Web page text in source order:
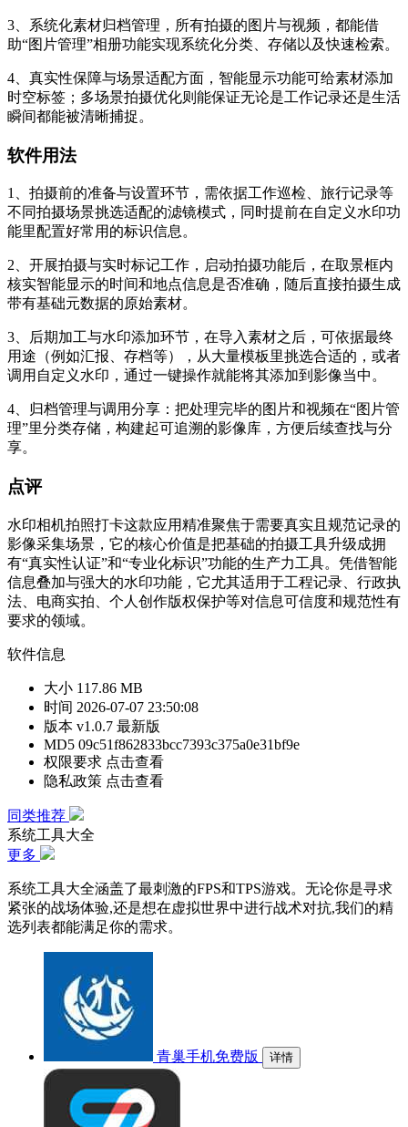
3、系统化素材归档管理，所有拍摄的图片与视频，都能借
助“图片管理”相册功能实现系统化分类、存储以及快速检索。
4、真实性保障与场景适配方面，智能显示功能可给素材添加
时空标签；多场景拍摄优化则能保证无论是工作记录还是生活
瞬间都能被清晰捕捉。
软件用法
1、拍摄前的准备与设置环节，需依据工作巡检、旅行记录等
不同拍摄场景挑选适配的滤镜模式，同时提前在自定义水印功
能里配置好常用的标识信息。
2、开展拍摄与实时标记工作，启动拍摄功能后，在取景框内
核实智能显示的时间和地点信息是否准确，随后直接拍摄生成
带有基础元数据的原始素材。
3、后期加工与水印添加环节，在导入素材之后，可依据最终
用途（例如汇报、存档等），从大量模板里挑选合适的，或者
调用自定义水印，通过一键操作就能将其添加到影像当中。
4、归档管理与调用分享：把处理完毕的图片和视频在“图片管
理”里分类存储，构建起可追溯的影像库，方便后续查找与分
享。
点评
水印相机拍照打卡这款应用精准聚焦于需要真实且规范记录的
影像采集场景，它的核心价值是把基础的拍摄工具升级成拥
有“真实性认证”和“专业化标识”功能的生产力工具。凭借智能
信息叠加与强大的水印功能，它尤其适用于工程记录、行政执
法、电商实拍、个人创作版权保护等对信息可信度和规范性有
要求的领域。
软件信息
大小 117.86 MB
时间 2026-07-07 23:50:08
版本 v1.0.7 最新版
MD5 09c51f862833bcc7393c375a0e31bf9e
权限要求 点击查看
隐私政策 点击查看
同类推荐
系统工具大全
更多
系统工具大全涵盖了最刺激的FPS和TPS游戏。无论你是寻求
紧张的战场体验,还是想在虚拟世界中进行战术对抗,我们的精
选列表都能满足你的需求。
青巢手机免费版 详情